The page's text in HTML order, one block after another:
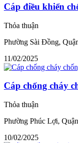
Cáp điều khiển
Thỏa thuận
Phường Sài Đồng,
11/02/2025
Cáp chống cháy
Thỏa thuận
Phường Phúc Lợi,
10/02/2025